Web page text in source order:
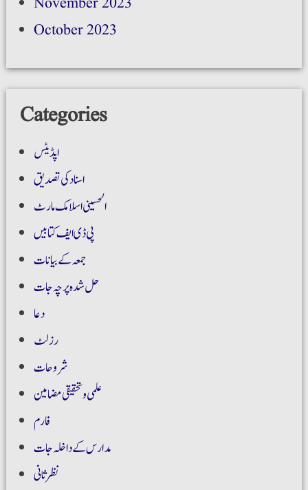
October 2023
Categories
اپڈیٹس
اسناد کی تصدیق
الحسینی اسلامک مارٹ
پی ڈی ایف کتابیں
جمعہ کے بیانات
حل شدہ پرچہ جات
دعا
رزلٹ
شروحات
علمی و تحقیقی مضامین
فارم
مدارس کے داخلہ جات
نظر ثانی